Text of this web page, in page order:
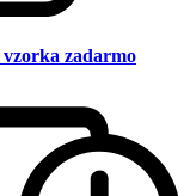
zadarmo